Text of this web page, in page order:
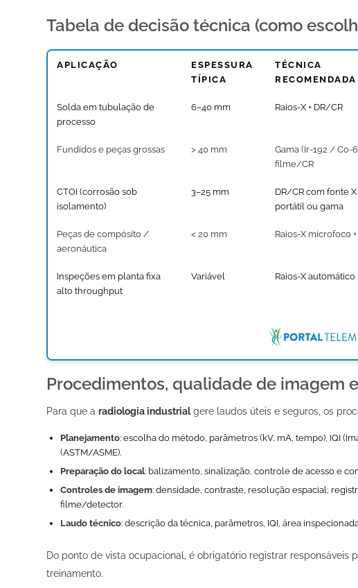
Tabela de decisão técnica (como
APLICAÇÃO
ESPESSURA
TÍPICA
TÉCNICA
RECOMENDADA
Solda em tubulação de
processo
6–40 mm Raios-X + DR/CR
Fundidos e peças grossas > 40 mm
Gama (Ir-192 / Co-
filme/CR
CTOI (corrosão sob
isolamento)
3–25 mm
DR/CR com fonte X
portátil ou gama
Peças de compósito /
aeronáutica
< 20 mm Raios-X microfoco +
Inspeções em planta fixa
alto throughput
Variável Raios-X automático
Procedimentos, qualidade de imagem
Para que a radiologia industrialgere laudos úteis e seguros, os
Planejamento: escolha do método, parâmetros (kV, mA, tempo), IQI
(ASTM/ASME).
Preparação do local: balizamento, sinalização, controle de acesso e
Controles de imagem: densidade, contraste, resolução espacial;
filme/detector.
Laudo técnico: descrição da técnica, parâmetros, IQI, área
Do ponto de vista ocupacional, é obrigatório registrar responsáveis
treinamento.